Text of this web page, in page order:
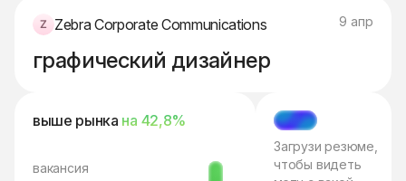
Zebra Corporate Communications 9 апр
графический дизайнер
выше рынка на 42,8%
вакансия
МЭТЧ
Загрузи резюме,
чтобы видеть